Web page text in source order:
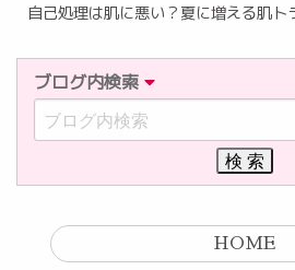
自己処理は肌に悪い？夏に増える肌
ブログ内検索
HOME